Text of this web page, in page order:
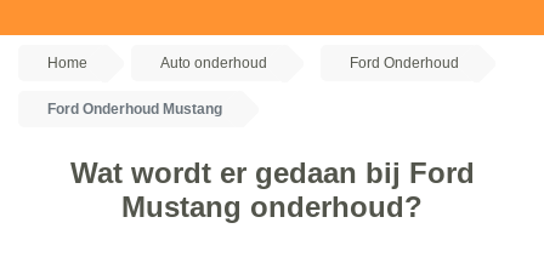
Home Auto onderhoud Ford Onderhoud
Ford Onderhoud Mustang
Wat wordt er gedaan bij Ford
Mustang onderhoud?